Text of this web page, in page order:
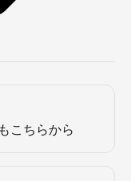
こちらから